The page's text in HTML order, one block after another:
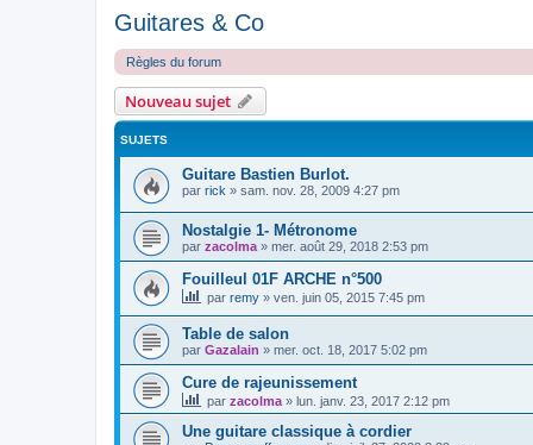
Guitares & Co
Règles du forum
Nouveau sujet
SUJETS
Guitare Bastien Burlot.
par rick » sam. nov. 28, 2009 4:27 pm
Nostalgie 1- Métronome
par zacolma » mer. août 29, 2018 2:53 pm
Fouilleul 01F ARCHE n°500
par remy » ven. juin 05, 2015 7:45 pm
Table de salon
par Gazalain » mer. oct. 18, 2017 5:02 pm
Cure de rajeunissement
par zacolma » lun. janv. 23, 2017 2:12 pm
Une guitare classique à cordier